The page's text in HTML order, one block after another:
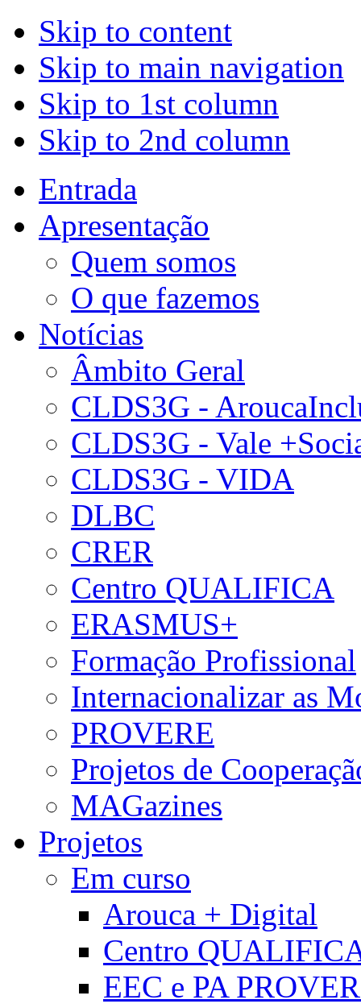
Skip to content
Skip to main navigation
Skip to 1st column
Skip to 2nd column
Entrada
Apresentação
Quem somos
O que fazemos
Notícias
Âmbito Geral
CLDS3G -
CLDS3G - Vale
CLDS3G - VIDA
DLBC
CRER
Centro QUALIFICA
ERASMUS+
Formação Profissional
Internacionalizar as
PROVERE
Projetos de
MAGazines
Projetos
Em curso
Arouca + Digital
Centro
EEC e PA